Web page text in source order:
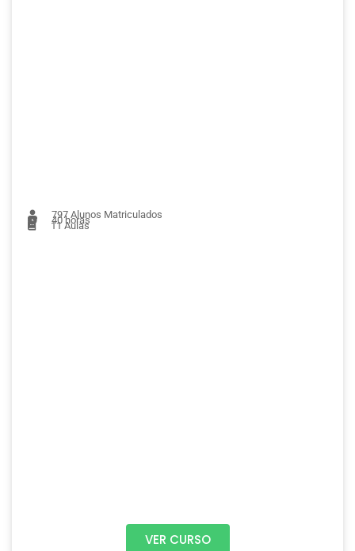
797 Alunos Matriculados
40 horas
11Aulas
VER CURSO